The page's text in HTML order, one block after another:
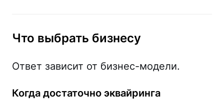
Что выбрать бизнесу
Ответ зависит от бизнес-модели.
Когда достаточно эквайринга